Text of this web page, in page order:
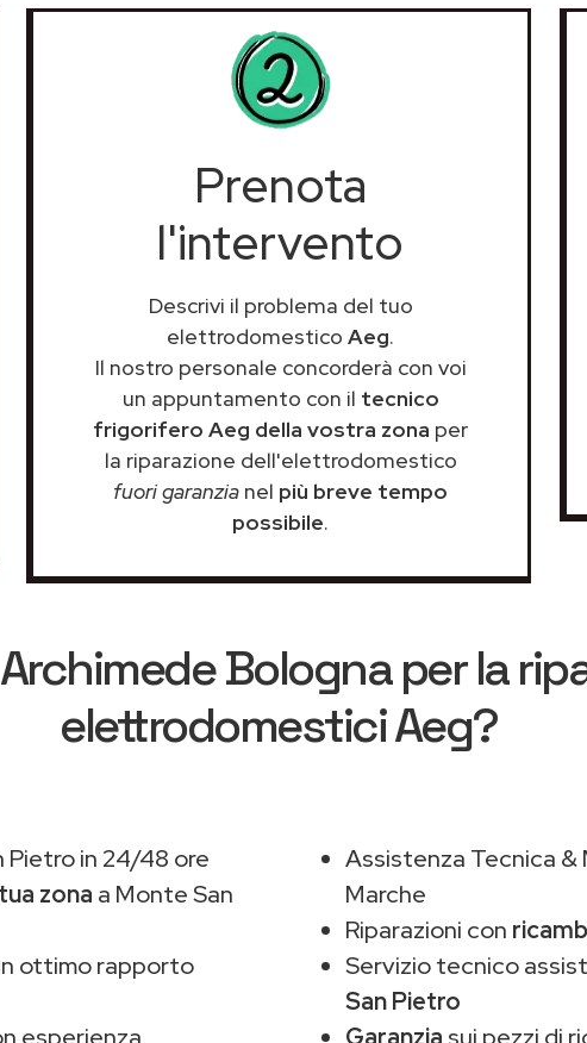
Prenota
l'intervento
Descrivi il problema del tuo
elettrodomestico Aeg.
Il nostro personale concorderà con voi
un appuntamento con il tecnico
frigorifero Aeg della vostra zona per
la riparazione dell'elettrodomestico
fuori garanzia nel più breve tempo
possibile.
Archimede Bolognaper la
elettrodomestici Aeg?
Pietro in 24/48 ore
zona a Monte San
ottimo rapporto
Assistenza Tecnica
Marche
Riparazioni con
Servizio tecnico
San Pietro